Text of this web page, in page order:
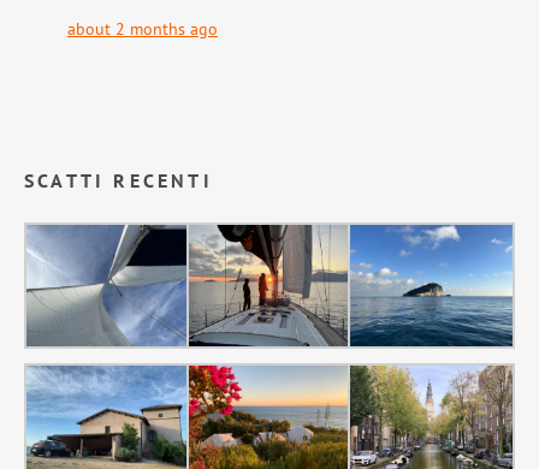
about 2 months ago
SCATTI RECENTI